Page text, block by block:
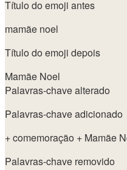
Título do emoji antes
mamãe noel
Título do emoji depois
Mamãe Noel
Palavras-chave alterado
Palavras-chave adicionado
+ comemoração + Mamãe
Palavras-chave removido